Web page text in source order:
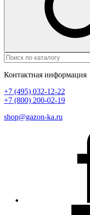
Контактная информация
+7 (495) 032-12-22
+7 (800) 200-02-19
shop@gazon-ka.ru